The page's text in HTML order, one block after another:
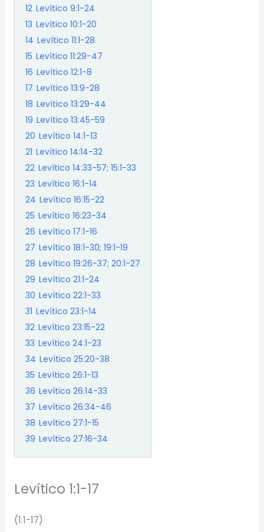
12 Levítico 9:1-24
13 Levítico 10:1-20
14 Levítico 11:1-28
15 Levítico 11:29-47
16 Levítico 12:1-8
17 Levítico 13:9-28
18 Levítico 13:29-44
19 Levítico 13:45-59
20 Levítico 14:1-13
21 Levítico 14:14-32
22 Levítico 14:33-57; 15:1-33
23 Levítico 16:1-14
24 Levítico 16:15-22
25 Levítico 16:23-34
26 Levítico 17:1-16
27 Levítico 18:1-30; 19:1-19
28 Levítico 19:26-37; 20:1-27
29 Levítico 21:1-24
30 Levítico 22:1-33
31 Levítico 23:1-14
32 Levítico 23:15-22
33 Levítico 24:1-23
34 Levítico 25:20-38
35 Levítico 26:1-13
36 Levítico 26:14-33
37 Levítico 26:34-46
38 Levítico 27:1-15
39 Levítico 27:16-34
Levítico 1:1-17
(1:1-17)